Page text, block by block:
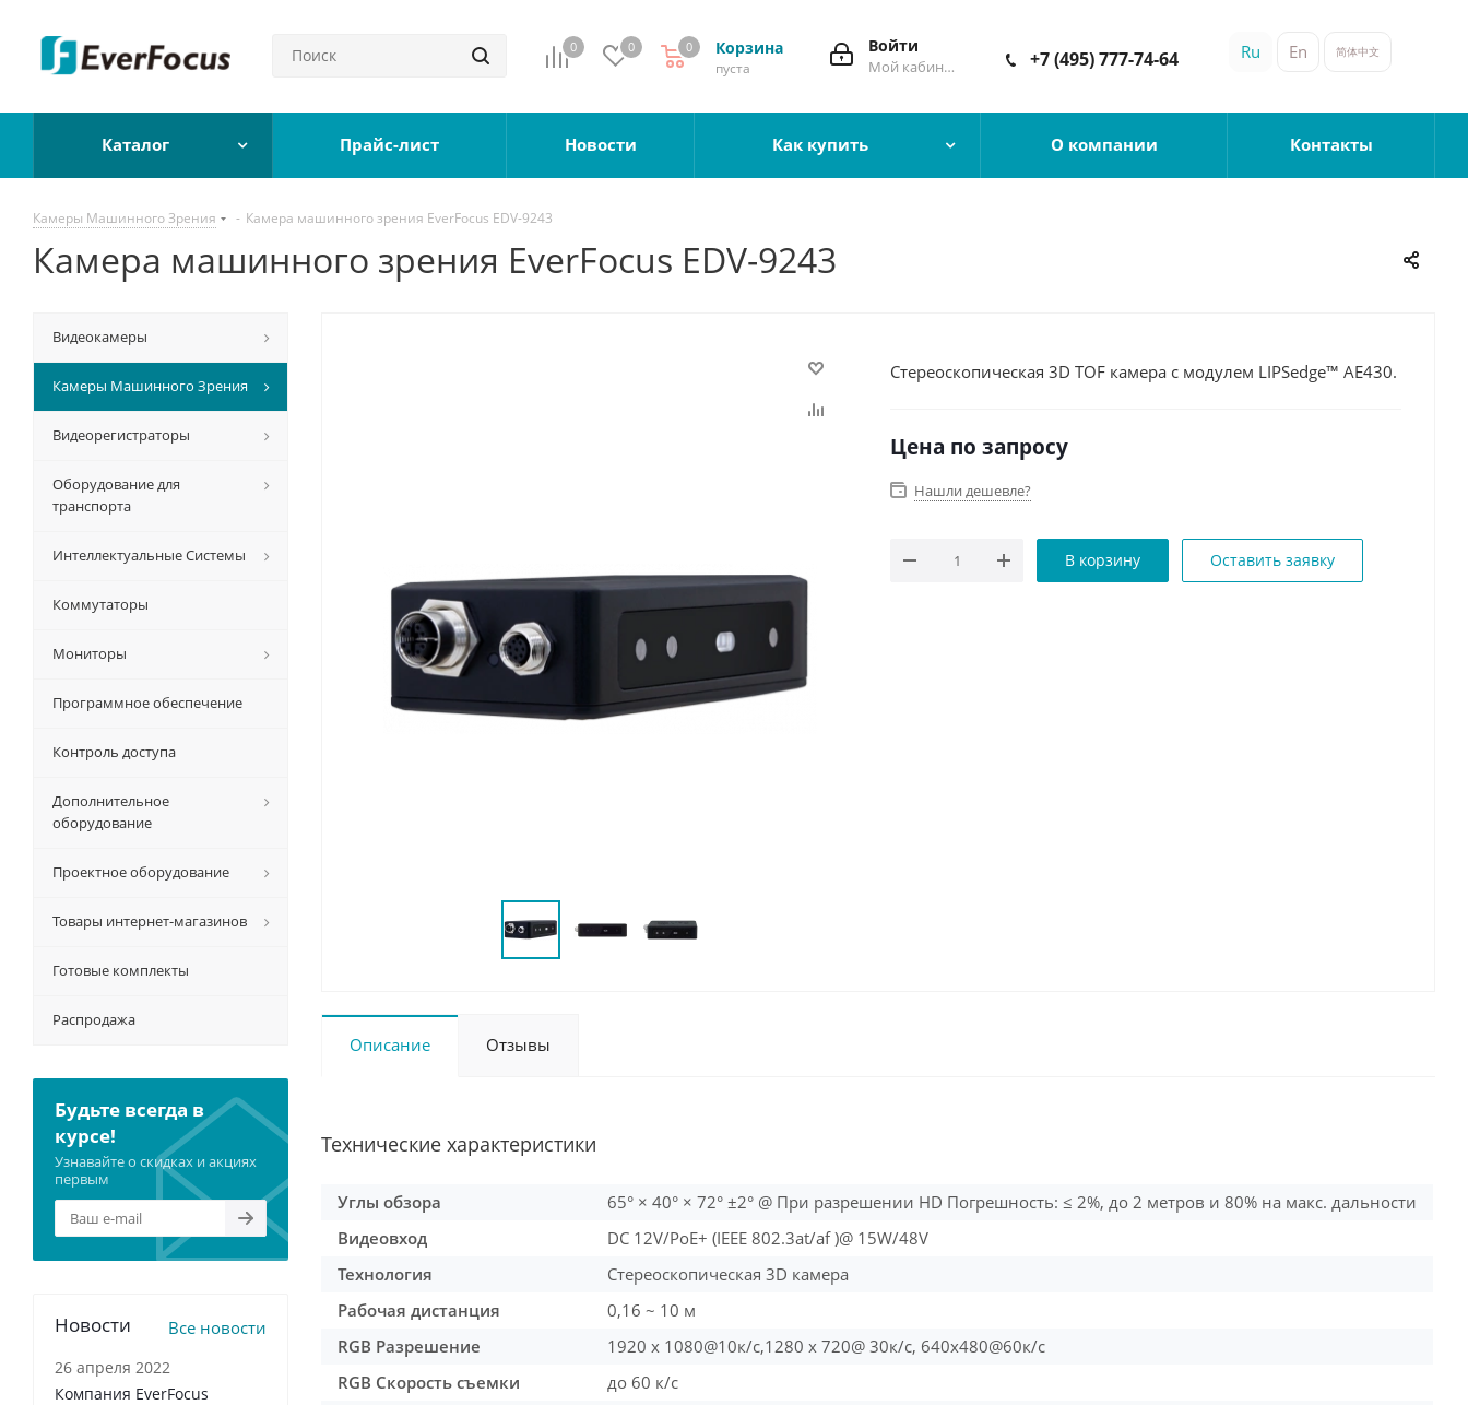
0 0 Корзина
пуста
0 Войти
Мой кабинет +7 (495) 777-74-64 Ru En 简体中文
Каталог Прайс-лист Новости Как купить О компании Контакты
Камеры Машинного Зрения - Камера машинного зрения EverFocus EDV-9243
Камера машинного зрения EverFocus EDV-9243
Стереоскопическая 3D TOF камера с модулем LIPSedge™ AE430.
Цена по запросу
Нашли дешевле?
В корзину Оставить заявку
Описание Отзывы
Технические характеристики
Углы обзора
65° × 40° × 72° ±2° @ При разрешении HD Погрешность: ≤ 2%, до 2 метров и 80% на макс. дальности
Видеовход
DC 12V/PoE+ (IEEE 802.3at/af )@ 15W/48V
Технология
Стереоскопическая 3D камера
Рабочая дистанция
0,16 ~ 10 м
RGB Разрешение
1920 x 1080@10к/с,1280 x 720@ 30к/c, 640x480@60к/с
RGB Скорость съемки
до 60 к/с
Видеокамеры
Камеры Машинного Зрения
Видеорегистраторы
Оборудование для
транспорта
Интеллектуальные Системы
Коммутаторы
Мониторы
Программное обеспечение
Контроль доступа
Дополнительное
оборудование
Проектное оборудование
Товары интернет-магазинов
Готовые комплекты
Распродажа
Будьте всегда в
курсе!
Узнавайте о скидках и акциях
первым
Новости Все новости
26 апреля 2022
Компания EverFocus